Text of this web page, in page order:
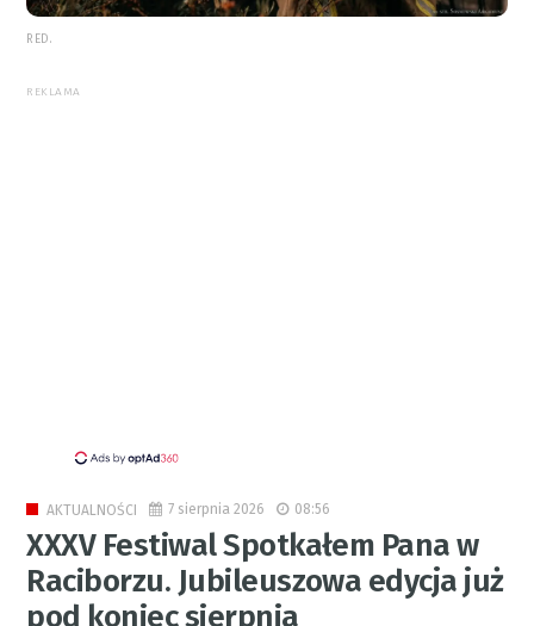
RED.
REKLAMA
AKTUALNOŚCI 7 sierpnia 2026 08:56
XXXV Festiwal Spotkałem Pana w
Raciborzu. Jubileuszowa edycja już
pod koniec sierpnia